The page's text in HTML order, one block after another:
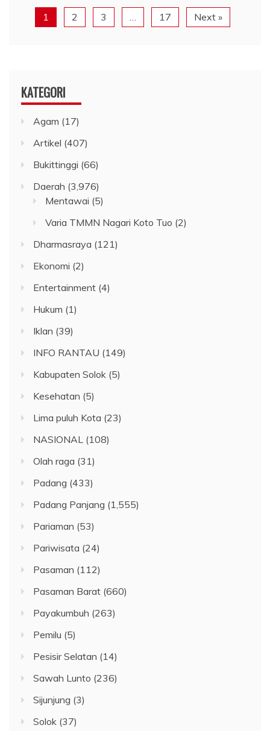
1 2 3 … 17 Next »
KATEGORI
Agam (17)
Artikel (407)
Bukittinggi (66)
Daerah (3,976)
Mentawai (5)
Varia TMMN Nagari Koto Tuo (2)
Dharmasraya (121)
Ekonomi (2)
Entertainment (4)
Hukum (1)
Iklan (39)
INFO RANTAU (149)
Kabupaten Solok (5)
Kesehatan (5)
Lima puluh Kota (23)
NASIONAL (108)
Olah raga (31)
Padang (433)
Padang Panjang (1,555)
Pariaman (53)
Pariwisata (24)
Pasaman (112)
Pasaman Barat (660)
Payakumbuh (263)
Pemilu (5)
Pesisir Selatan (14)
Sawah Lunto (236)
Sijunjung (3)
Solok (37)